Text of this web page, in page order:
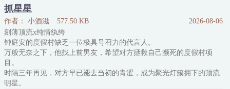
世，还要阻止他收妹子，高举一夫一妻制大旗。
时秦表示这太难了，谁让他一穿过来，就是即将被男主扭断脖子的丧
尸啊！
提问：身为丧尸如何跟打丧尸的男主建立深刻的感情羁绊，帮助他感
受世间美好，停止黑化的脚
抓星星
作者： 小酒滋 577.50 KB
2026-08-06
刻薄顶流x纯情纨绔
钟庭安的度假村缺乏一位极具号召力的代言人。
万般无奈之下，他找上前男友，希望对方拯救自己濒死的度假村项
目。
时隔三年再见，对方早已褪去当初的青涩，成为聚光灯簇拥下的顶流
明星。